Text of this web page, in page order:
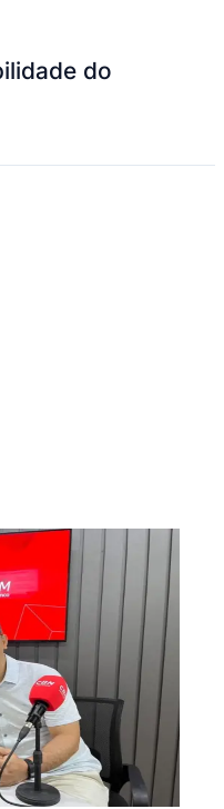
do